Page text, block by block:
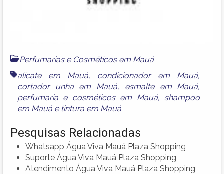
Perfumarias e Cosméticos em Mauá
alicate em Mauá, condicionador em Mauá,
cortador unha em Mauá, esmalte em Mauá,
perfumaria e cosméticos em Mauá, shampoo
em Mauá e tintura em Mauá
Pesquisas Relacionadas
Whatsapp Água Viva Mauá Plaza Shopping
Suporte Água Viva Mauá Plaza Shopping
Atendimento Água Viva Mauá Plaza Shopping